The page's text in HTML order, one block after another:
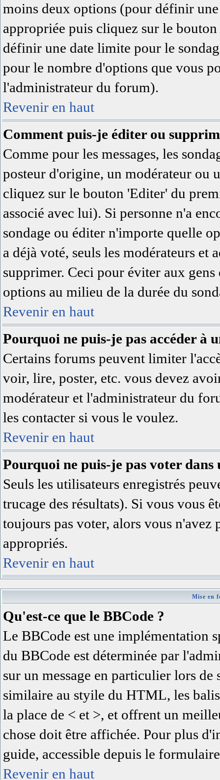
moins deux options (pour définir
appropriée puis cliquez sur le bouton
définir une date limite pour le
pour le nombre d'options que vous
l'administrateur du forum).
Revenir en haut
Comment puis-je éditer ou
Comme pour les messages, les
posteur d'origine, un modérateur ou
cliquez sur le bouton 'Editer' du
associé avec lui). Si personne n'a
sondage ou éditer n'importe quelle
a déjà voté, seuls les modérateurs
supprimer. Ceci pour éviter aux
options au milieu de la durée du
Revenir en haut
Pourquoi ne puis-je pas accéder à
Certains forums peuvent limiter
voir, lire, poster, etc. vous devez
modérateur et l'administrateur du
les contacter si vous le voulez.
Revenir en haut
Pourquoi ne puis-je pas voter dans
Seuls les utilisateurs enregistrés
trucage des résultats). Si vous vous
toujours pas voter, alors vous n'avez
appropriés.
Revenir en haut
Mise en
Qu'est-ce que le BBCode ?
Le BBCode est une
du BBCode est déterminée par
sur un message en particulier lors
similaire au styile du HTML, les
la place de < et >, et offrent un
chose doit être affichée. Pour plus
guide, accessible depuis le
Revenir en haut